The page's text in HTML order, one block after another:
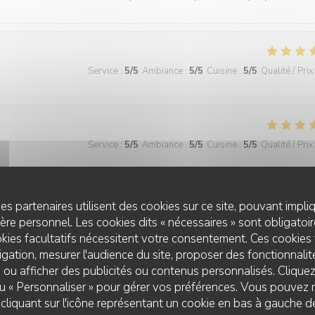
partenaires utilisent des cookies sur ce site, pouvant
personnel. Les cookies dits « nécessaires » sont
facultatifs nécessitent votre consentement. Ces
mesurer l'audience du site, proposer des
afficher des publicités ou contenus personnalisés.
« Personnaliser » pour gérer vos préférences. Vous
sur l'icône représentant un cookie en bas à gauche
Service : 5/5 Ambiance : 5/5 Cuisine : 5/5 Qualité / Prix
Service : 5/5 Ambiance : 5/5 Cuisine : 5/5 Qualité / Prix
Service 4 Ambiance 4 Cuisine /5 Qualité / Prix
battus. J'ai apprécié la créativité gustative offerte par l'entrée de